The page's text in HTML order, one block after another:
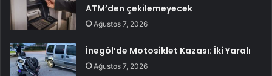
ATM’den çekilemeyecek
Ağustos 7, 2026
İnegöl’de Motosiklet Kazası: İki Yaralı
Ağustos 7, 2026